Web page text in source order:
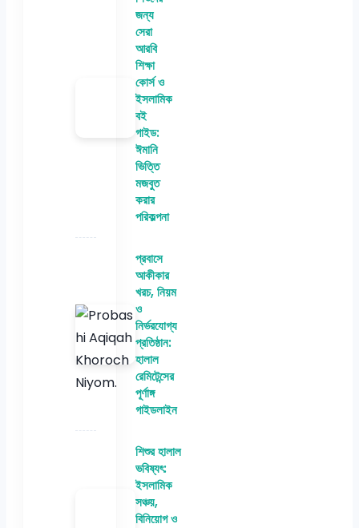
জন্য
সেরা
আরবি
শিক্ষা
কোর্স ও
ইসলামিক
বই
গাইড:
ঈমানি
ভিত্তি
মজবুত
করার
পরিকল্পনা
প্রবাসে
আকীকার
খরচ, নিয়ম
ও
নির্ভরযোগ্য
প্রতিষ্ঠান:
হালাল
রেমিটেন্সের
পূর্ণাঙ্গ
গাইডলাইন
শিশুর হালাল
ভবিষ্যৎ:
ইসলামিক
সঞ্চয়,
বিনিয়োগ ও